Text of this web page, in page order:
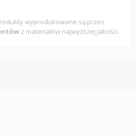
wyprodukowane są przez
z materiałów najwyższej jakości.